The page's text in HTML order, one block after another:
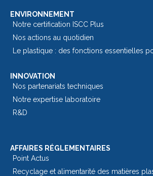
ENVIRONNEMENT
Notre certification ISCC Plus
Nos actions au quotidien
Le plastique : des fonctions essentielles
INNOVATION
Nos partenariats techniques
Notre expertise laboratoire
R&D
AFFAIRES RÉGLEMENTAIRES
Point Actus
Recyclage et alimentarité des matières